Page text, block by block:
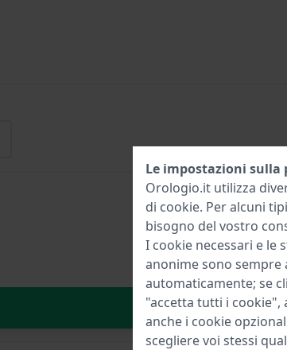
Aggiungi al
Le impostazioni sulla
Orologio.it utilizza
di cookie. Per alcuni
bisogno del vostro
I cookie necessari e le
anonime sono sempre
automaticamente; se
"accetta tutti i cookie",
anche i cookie
scegliere voi stessi